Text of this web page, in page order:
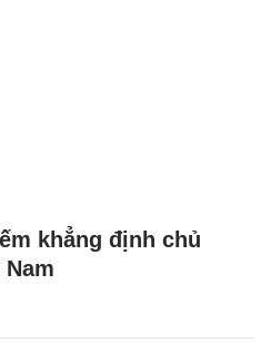
khẳng định chủ